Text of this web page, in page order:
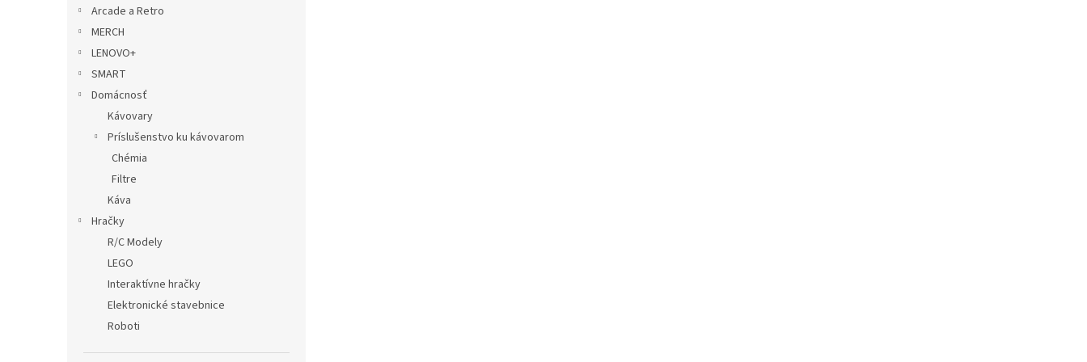
Arcade a Retro
MERCH
LENOVO+
SMART
Domácnosť
Kávovary
Príslušenstvo ku kávovarom
Chémia
Filtre
Káva
Hračky
R/C Modely
LEGO
Interaktívne hračky
Elektronické stavebnice
Roboti